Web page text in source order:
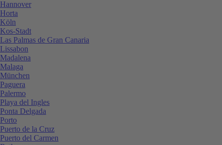
Hannover
Horta
Köln
Kos-Stadt
Las Palmas de Gran Canaria
Lissabon
Madalena
Malaga
München
Paguera
Palermo
Playa del Ingles
Ponta Delgada
Porto
Puerto de la Cruz
Puerto del Carmen